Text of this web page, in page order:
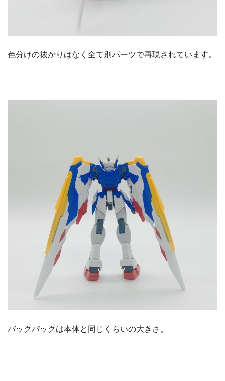
色分けの抜かりはなく全て別パーツで再現されています。
バックパックは本体と同じくらいの大きさ。